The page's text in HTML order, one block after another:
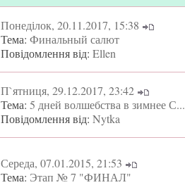
Понеділок, 20.11.2017, 15:38
Тема: Финальный салют
Повідомлення від: Ellen
П`ятниця, 29.12.2017, 23:42
Тема: 5 дней волшебства в зимнее С...
Повідомлення від: Nytka
Середа, 07.01.2015, 21:53
Тема: Этап № 7 "ФИНАЛ"